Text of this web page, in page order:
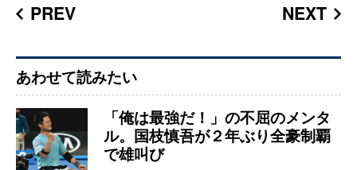
PREV NEXT
あわせて読みたい
「俺は最強だ！」の不屈のメンタ
ル。国枝慎吾が２年ぶり全豪制覇
で雄叫び